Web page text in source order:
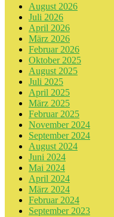
August 2026
Juli 2026
April 2026
März 2026
Februar 2026
Oktober 2025
August 2025
Juli 2025
April 2025
März 2025
Februar 2025
November 2024
September 2024
August 2024
Juni 2024
Mai 2024
April 2024
März 2024
Februar 2024
September 2023